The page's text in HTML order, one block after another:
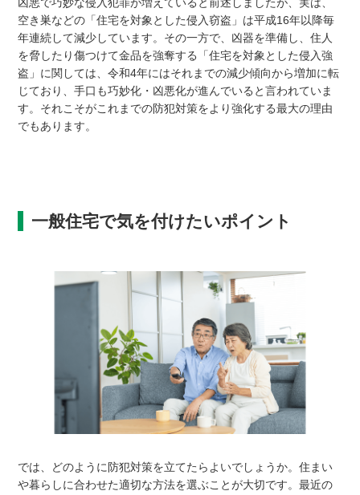
凶悪で巧妙な侵入犯罪が増えていると前述しましたが、実は、
空き巣などの「住宅を対象とした侵入窃盗」は平成16年以降毎
年連続して減少しています。その一方で、凶器を準備し、住人
を脅したり傷つけて金品を強奪する「住宅を対象とした侵入強
盗」に関しては、令和4年にはそれまでの減少傾向から増加に転
じており、手口も巧妙化・凶悪化が進んでいると言われていま
す。それこそがこれまでの防犯対策をより強化する最大の理由
でもあります。
一般住宅で気を付けたいポイント
では、どのように防犯対策を立てたらよいでしょうか。住まい
や暮らしに合わせた適切な方法を選ぶことが大切です。最近の